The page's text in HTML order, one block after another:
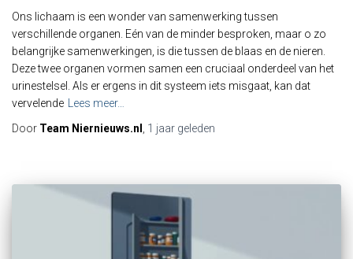
Ons lichaam is een wonder van samenwerking tussen
verschillende organen. Eén van de minder besproken, maar o zo
belangrijke samenwerkingen, is die tussen de blaas en de nieren.
Deze twee organen vormen samen een cruciaal onderdeel van het
urinestelsel. Als er ergens in dit systeem iets misgaat, kan dat
vervelende
Lees meer…
Door Team Niernieuws.nl 1 jaar geleden